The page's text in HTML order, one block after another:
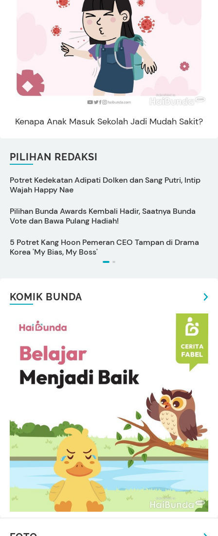
Kenapa Anak Masuk Sekolah Jadi Mudah Sakit?
PILIHAN REDAKSI
Potret Kedekatan Adipati Dolken dan Sang Putri, Intip
Wajah Happy Nae
Pilihan Bunda Awards Kembali Hadir, Saatnya Bunda
Vote dan Bawa Pulang Hadiah!
5 Potret Kang Hoon Pemeran CEO Tampan di Drama
Korea 'My Bias, My Boss'
KOMIK BUNDA